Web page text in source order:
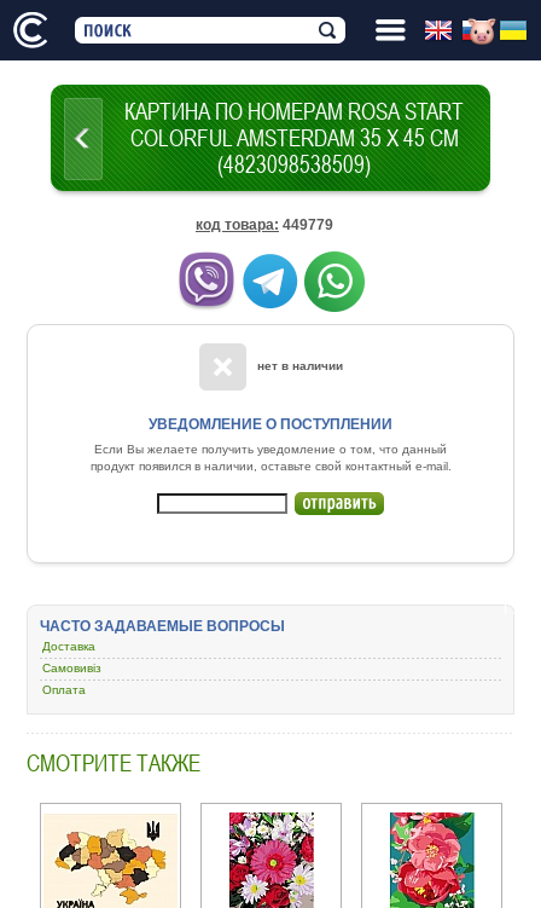
КАРТИНА ПО НОМЕРАМ ROSA START
COLORFUL AMSTERDAM 35 Х 45 СМ
(4823098538509)
код товара: 449779
нет в наличии
УВЕДОМЛЕНИЕ О ПОСТУПЛЕНИИ
Если Вы желаете получить уведомление о том, что данный
продукт появился в наличии, оставьте свой контактный e-mail.
ЧАСТО ЗАДАВАЕМЫЕ ВОПРОСЫ
Доставка
Самовивіз
Оплата
СМОТРИТЕ ТАКЖЕ